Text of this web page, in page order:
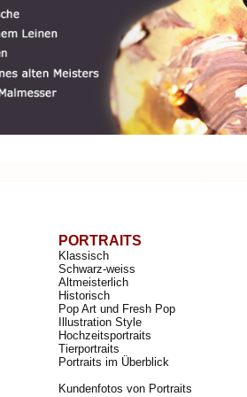
PORTRAITS
Klassisch
Schwarz-weiss
Altmeisterlich
Historisch
Pop Art und Fresh Pop
Illustration Style
Hochzeitsportraits
Tierportraits
Portraits im Überblick
Kundenfotos von Portraits